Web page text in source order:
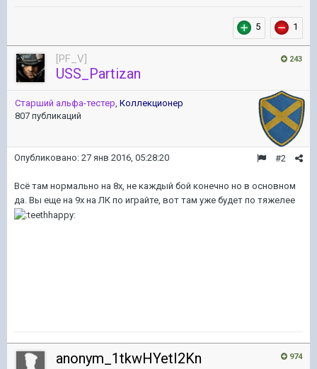
5 1
243
[PF_V]
USS_Partizan
Старший альфа-тестер, Коллекционер
807 публикаций
#2
Опубликовано: 27 янв 2016, 05:28:20
Всё там нормально на 8х, не каждый бой конечно но в основном
да. Вы еще на 9х на ЛК по играйте, вот там уже будет по тяжелее
974
anonym_1tkwHYetI2Kn